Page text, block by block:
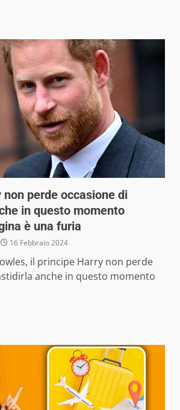
perde occasione di
in questo momento
è una furia
16 Febbraio 2024
il principe Harry non perde
anche in questo momento